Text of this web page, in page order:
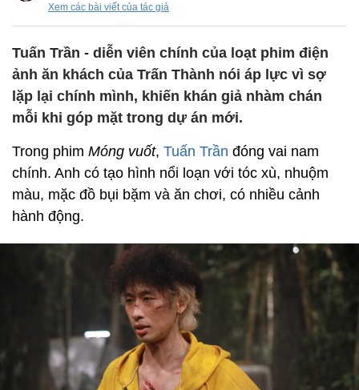
Xem các bài viết của tác giả
Tuấn Trần - diễn viên chính của loạt phim điện
ảnh ăn khách của Trấn Thành nói áp lực vì sợ
lặp lại chính mình, khiến khán giả nhàm chán
mỗi khi góp mặt trong dự án mới.
Trong phim Móng vuốt, Tuấn Trần đóng vai nam
chính. Anh có tạo hình nổi loạn với tóc xù, nhuộm
màu, mặc đồ bụi bặm và ăn chơi, có nhiều cảnh
hành động.